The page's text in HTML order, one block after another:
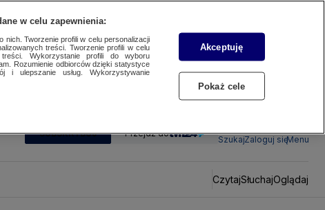
SUBSKRYBUJ Przejdź do
SzukajZaloguj sięMenu
CzytajSłuchajOglądaj
w celu zapewnienia:
nich. Tworzenie profili w celu personalizacji
treści. Tworzenie profili w celu
treści. Wykorzystanie profili do wyboru
Rozumienie odbiorców dzięki statystyce
i ulepszanie usług. Wykorzystywanie
Akceptuję
Pokaż cele